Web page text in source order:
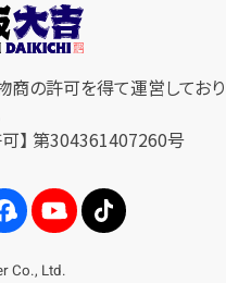
の許可を得て運営しており
】 第304361407260号
Co., Ltd.